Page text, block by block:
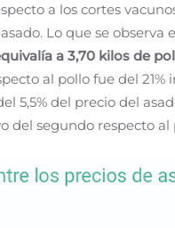
a los cortes
Lo que se observa
a 3,70 kilos de
al pollo fue del
5,5% del precio del
del segundo respecto